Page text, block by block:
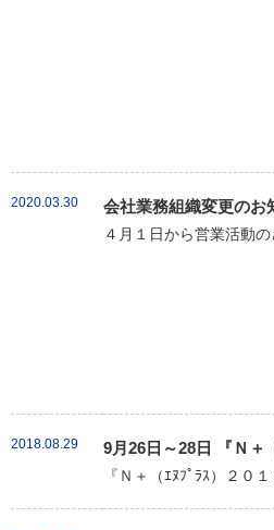
2020.03.30 会社業務組織変更のお
４月１日から営業活動
2018.08.29 9月26日～28日 『Ｎ＋
『Ｎ＋（ｴﾇﾌﾟﾗｽ）２０